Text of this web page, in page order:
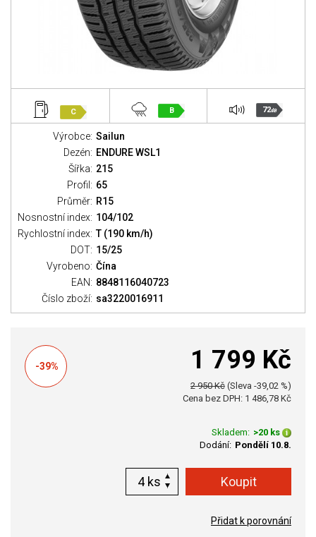
C B 72dB
Výrobce: Sailun
Dezén: ENDURE WSL1
Šířka: 215
Profil: 65
Průměr: R15
Nosnostní index: 104/102
Rychlostní index: T (190 km/h)
DOT: 15/25
Vyrobeno: Čína
EAN: 8848116040723
Číslo zboží: sa3220016911
-39% 1 799 Kč
2 950 Kč (Sleva -39,02 %)
Cena bez DPH: 1 486,78 Kč
Skladem: >20 ks
Dodání: Pondělí 10.8.
ks
Přidat k porovnání